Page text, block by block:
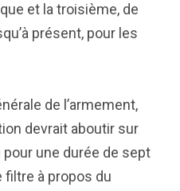
et la troisième, de
présent, pour les
de l’armement,
devrait aboutir sur
une durée de sept
filtre à propos du